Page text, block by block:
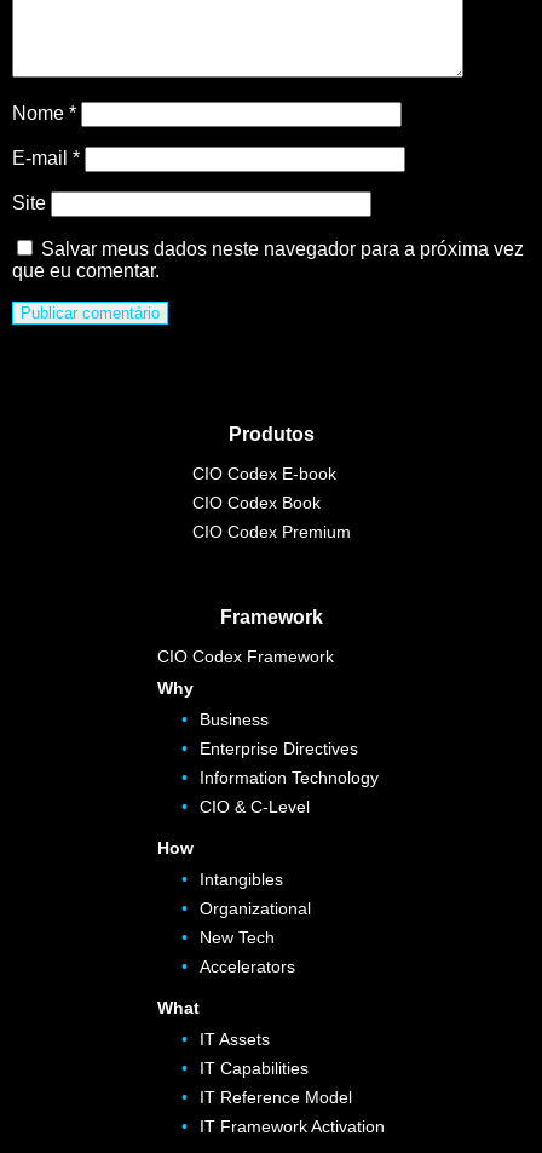
Nome *
E-mail *
Site
Salvar meus dados neste navegador para a próxima vez
que eu comentar.
Produtos
CIO Codex E-book
CIO Codex Book
CIO Codex Premium
Framework
CIO Codex Framework
Why
Business
Enterprise Directives
Information Technology
CIO & C-Level
How
Intangibles
Organizational
New Tech
Accelerators
What
IT Assets
IT Capabilities
IT Reference Model
IT Framework Activation